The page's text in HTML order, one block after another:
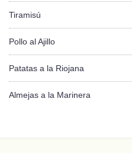
Tiramisú
Pollo al Ajillo
Patatas a la Riojana
Almejas a la Marinera